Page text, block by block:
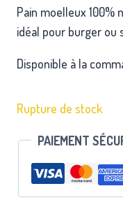
Pain moelleux 100%
idéal pour burger ou
Disponible à la
Rupture de stock
PAIEMENT